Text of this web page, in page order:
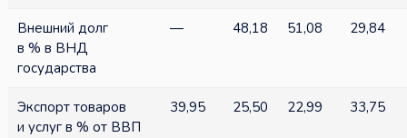
Внешний долг
в % в ВНД
государства
— 48,18 51,08 29,84
Экспорт товаров
и услуг в % от ВВП
39,95 25,50 22,99 33,75